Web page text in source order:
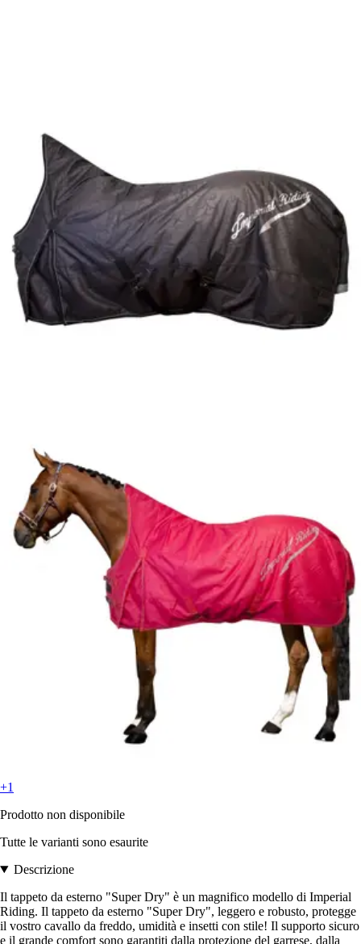
+1
Prodotto non disponibile
Tutte le varianti sono esaurite
Descrizione
Il tappeto da esterno "Super Dry" è un magnifico modello di Imperial
Riding. Il tappeto da esterno "Super Dry", leggero e robusto, protegge
il vostro cavallo da freddo, umidità e insetti con stile! Il supporto sicuro
e il grande comfort sono garantiti dalla protezione del garrese, dalla